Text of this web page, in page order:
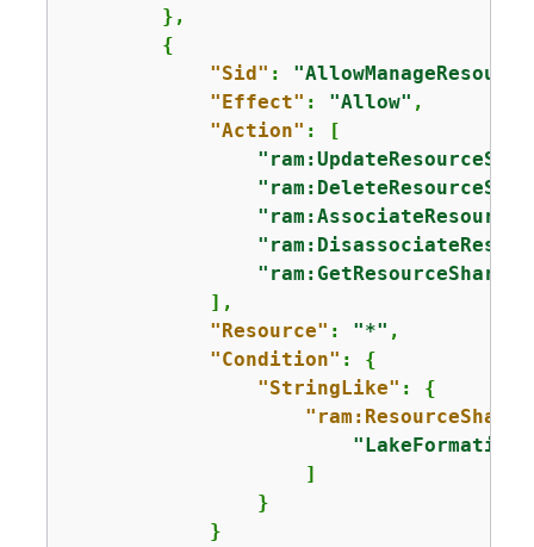
        },
{
"Sid" :
"Effect" : "Allow" ,
"Action" : [
"ram:GetResourceShares"
            ],
"Resource" : "*" ,
"Condition" : {
"StringLike" : {
                    ]
                }
            }